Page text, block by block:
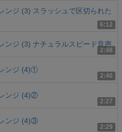
6:12
ンジ (3) スラッシュで区切られた
2:48
ンジ (3) ナチュラルスピード音声
2:40
ンジ (4)①
2:27
ンジ (4)②
2:29
ンジ (4)③